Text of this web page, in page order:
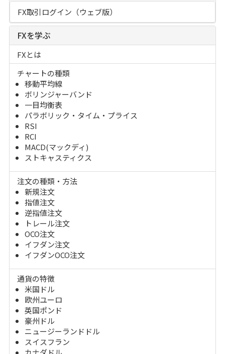
FX取引ログイン（ウェブ版）
FXを学ぶ
FXとは
チャートの種類
移動平均線
ボリンジャーバンド
一目均衡表
パラボリック・タイム・プライス
RSI
RCI
MACD(マックディ)
ストキャスティクス
注文の種類・方法
新規注文
指値注文
逆指値注文
トレール注文
OCO注文
イフダン注文
イフダンOCO注文
通貨の特徴
米国ドル
欧州ユーロ
英国ポンド
豪州ドル
ニュージーランドドル
スイスフラン